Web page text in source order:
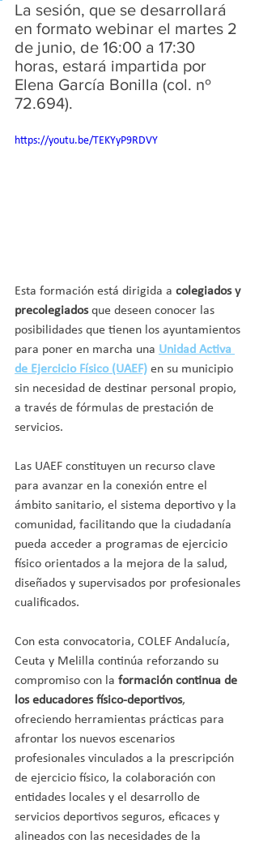
La sesión, que se desarrollará
en formato webinar el martes 2
de junio, de 16:00 a 17:30
horas, estará impartida por
Elena García Bonilla (col. nº
72.694).
https://youtu.be/TEKYyP9RDVY
Esta formación está dirigida a colegiados y
precolegiados que deseen conocer las
posibilidades que tienen los ayuntamientos
para poner en marcha una Unidad Activa
de Ejercicio Físico (UAEF) en su municipio
sin necesidad de destinar personal propio,
a través de fórmulas de prestación de
servicios.
Las UAEF constituyen un recurso clave
para avanzar en la conexión entre el
ámbito sanitario, el sistema deportivo y la
comunidad, facilitando que la ciudadanía
pueda acceder a programas de ejercicio
físico orientados a la mejora de la salud,
diseñados y supervisados por profesionales
cualificados.
Con esta convocatoria, COLEF Andalucía,
Ceuta y Melilla continúa reforzando su
compromiso con la formación continua de
los educadores físico-deportivos,
ofreciendo herramientas prácticas para
afrontar los nuevos escenarios
profesionales vinculados a la prescripción
de ejercicio físico, la colaboración con
entidades locales y el desarrollo de
servicios deportivos seguros, eficaces y
alineados con las necesidades de la